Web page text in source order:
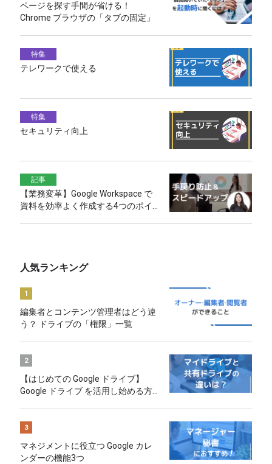
ページを探す手間が省ける！
Chrome ブラウザの「タブの固定」
特集
テレワークで使える
特集
セキュリティ向上
記事
【業務変革】Google Workspace で
資料を効率よく作成する4つのポイ
人気ランキング
1
編集者とコンテンツ管理者はどう違
う？ ドライブの「権限」一覧
2
【はじめての Google ドライブ】
Google ドライブ を活用し始める方
3
マネジメントに役立つ Google カレ
ンダーの機能3つ